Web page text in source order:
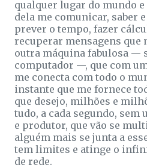
qualquer lugar do mundo
dela me comunicar, saber
prever o tempo, fazer
recuperar mensagens que
outra máquina fabulosa —
computador —, que com
me conecta com todo o
instante que me fornece
que desejo, milhões e
tudo, a cada segundo,
e produtor, que vão se
alguém mais se junta a
tem limites e atinge o
de rede.